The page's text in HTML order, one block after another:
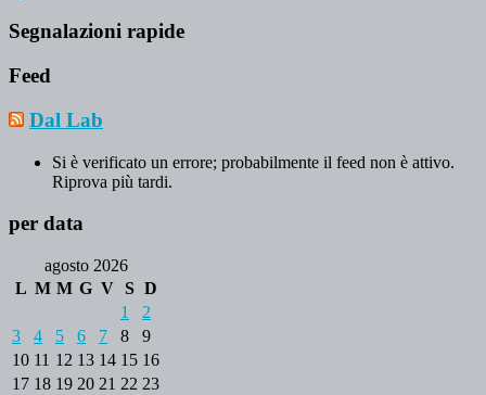
Segnalazioni rapide
Feed
Dal Lab
Si è verificato un errore; probabilmente il feed non è attivo.
Riprova più tardi.
per data
agosto 2026
L M M G V S D
1
2
3
4 5 6 7 8
9
10 11 12 13 14 15 16
17 18 19 20 21 22 23